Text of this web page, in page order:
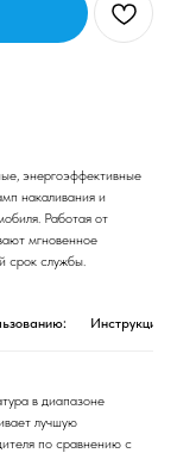
энергоэффективные
накаливания и
Работая от
мгновенное
срок службы.
Инструкция
в диапазоне
лучшую
по сравнению с